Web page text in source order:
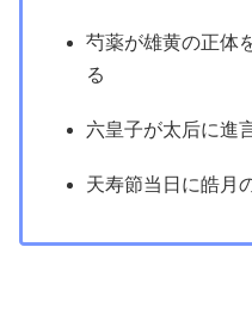
芍薬が雄黄の正体
る
六皇子が太后に進
天寿節当日に皓月